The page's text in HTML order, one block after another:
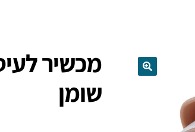
מכשיר
שומן